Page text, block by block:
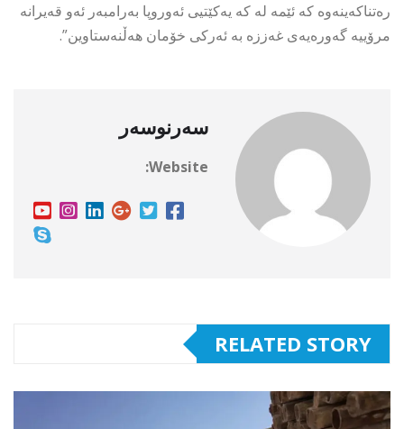
رەتناکەینەوە کە ئێمە لە کە یەکێتیی ئەوروپا بەرامبەر ئەو قەیرانە
مرۆییە گەورەیەی غەززە بە ئەرکی خۆمان هەڵنەستاوین”.
سەرنوسەر
Website:
RELATED STORY